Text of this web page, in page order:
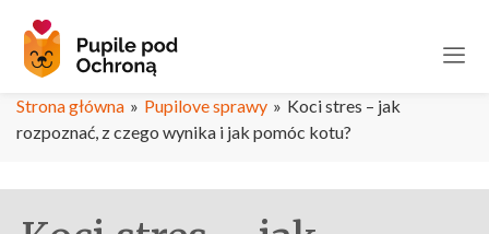
Strona główna » Pupilove sprawy » Koci stres – jak
rozpoznać, z czego wynika i jak pomóc kotu?